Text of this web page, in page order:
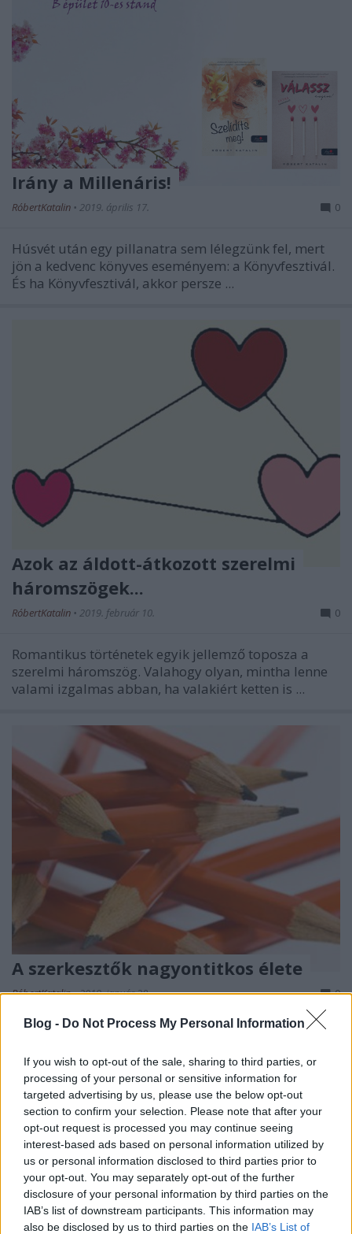
Blog - Do Not Process My Personal Information
If you wish to opt-out of the sale, sharing to third parties, or
processing of your personal or sensitive information for
targeted advertising by us, please use the below opt-out
section to confirm your selection. Please note that after your
opt-out request is processed you may continue seeing
interest-based ads based on personal information utilized by
us or personal information disclosed to third parties prior to
your opt-out. You may separately opt-out of the further
disclosure of your personal information by third parties on the
IAB’s list of downstream participants. This information may
also be disclosed by us to third parties on the IAB’s List of
Irány a Millenáris!
RóbertKatalin • 2019. április 17. 0
Húsvét után egy pillanatra sem lélegzünk fel, mert
jön a kedvenc könyves eseményem: a Könyvfesztivál.
És ha Könyvfesztivál, akkor persze ...
Azok az áldott-átkozott szerelmi
háromszögek...
RóbertKatalin • 2019. február 10. 0
Romantikus történetek egyik jellemző toposza a
szerelmi háromszög. Valahogy olyan, mintha lenne
valami izgalmas abban, ha valakiért ketten is ...
A szerkesztők nagyontitkos élete
RóbertKatalin•2019. január 28. 0
A Kedves Könyvek blogon Aux Eliza kérdezgetett
hogyan döntöttem úgy, hogy szerkesztő leszek, hol ...